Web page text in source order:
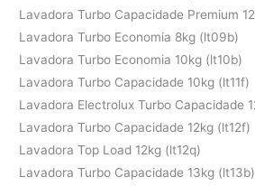
Lavadora Turbo Capacidade Premium
Lavadora Turbo Economia 8kg (lt09b)
Lavadora Turbo Economia 10kg (lt10b)
Lavadora Turbo Capacidade 10kg (lt11f)
Lavadora Electrolux Turbo Capacidade
Lavadora Turbo Capacidade 12kg (lt12f)
Lavadora Top Load 12kg (lt12q)
Lavadora Turbo Capacidade 13kg (lt13b)